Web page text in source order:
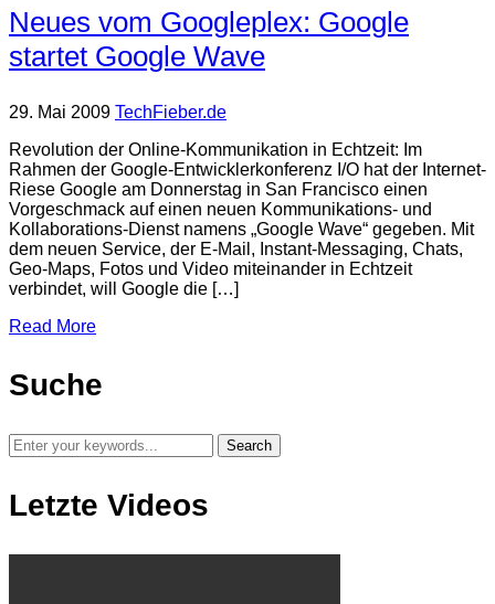
Neues vom Googleplex: Google
startet Google Wave
29. Mai 2009 TechFieber.de
Revolution der Online-Kommunikation in Echtzeit: Im
Rahmen der Google-Entwicklerkonferenz I/O hat der Internet-
Riese Google am Donnerstag in San Francisco einen
Vorgeschmack auf einen neuen Kommunikations- und
Kollaborations-Dienst namens „Google Wave“ gegeben. Mit
dem neuen Service, der E-Mail, Instant-Messaging, Chats,
Geo-Maps, Fotos und Video miteinander in Echtzeit
verbindet, will Google die […]
Read More
Suche
Letzte Videos